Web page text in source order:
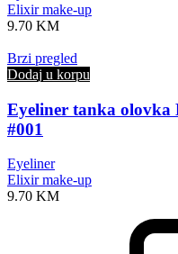
Elixir make-up
9.70 KM
Brzi pregled
Dodaj u korpu
Eyeliner tanka
#001
Eyeliner
Elixir make-up
9.70 KM